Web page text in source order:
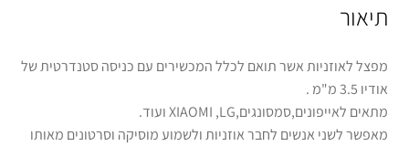
תיאור
מפצל לאוזניות אשר תואם לכלל המכשירים עם כניסה סטנדרטית של
אודיו 3.5 מ"מ .
מתאים לאייפונים,סמסונגים,XIAOMI ,LG ועוד.
מאפשר לשני אנשים לחבר אוזניות ולשמוע מוסיקה וסרטונים מאותו